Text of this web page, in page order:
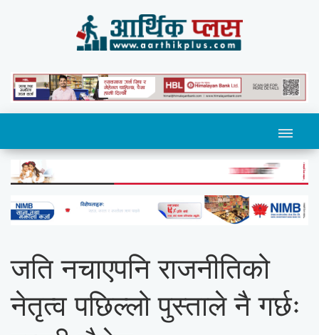
जति नचाएपनि राजनीतिको
नेतृत्व पछिल्लो पुस्ताले नै गर्छः